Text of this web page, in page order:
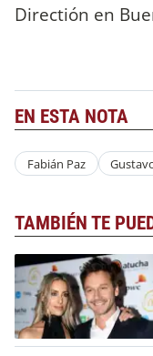
Directión en
EN ESTA NOTA
Fabián Paz
TAMBIÉN TE